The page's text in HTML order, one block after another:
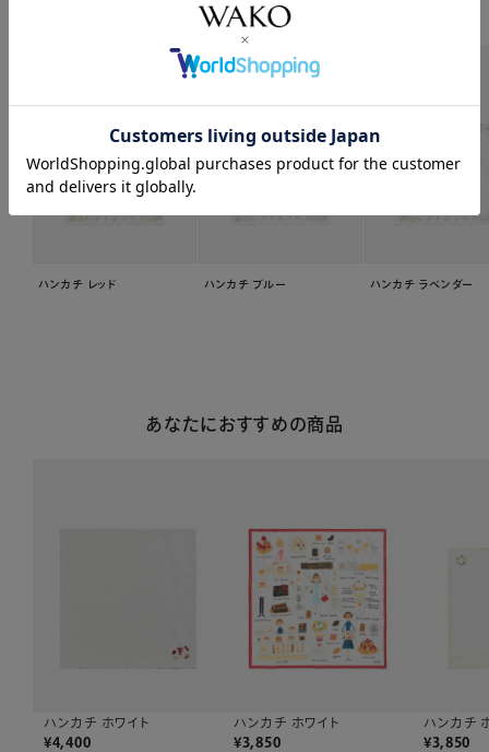
ハンカチ レッド ハンカチ ブルー ハンカチ ラベンダー
あなたにおすすめの商品
ハンカチ ホワイト
¥4,400
ハンカチ ホワイト
¥3,850
ハンカチ
¥3,850